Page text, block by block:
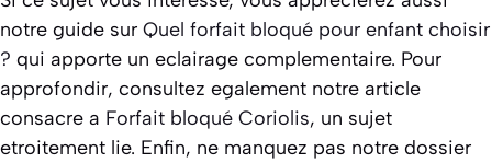
notre guide sur Quel forfait bloqué pour enfant choisir
? qui apporte un eclairage complementaire. Pour
approfondir, consultez egalement notre article
consacre a Forfait bloqué Coriolis, un sujet
etroitement lie. Enfin, ne manquez pas notre dossier